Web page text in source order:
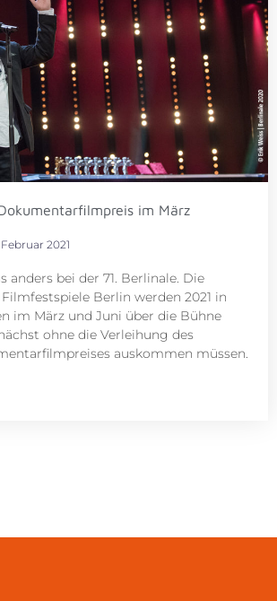
im März
Februar 2021
anders bei der 71. Berlinale. Die
Berlin werden 2021 in
im März und Juni über die Bühne
ohne die Verleihung des
auskommen müssen.